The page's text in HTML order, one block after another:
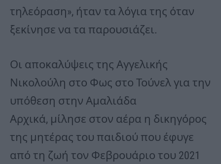
τηλεόραση», ήταν τα λόγια της όταν
ξεκίνησε να τα παρουσιάζει.
Οι αποκαλύψεις της Αγγελικής
Νικολούλη στο Φως στο Τούνελ για την
υπόθεση στην Αμαλιάδα
Αρχικά, μίλησε στον αέρα η δικηγόρος
της μητέρας του παιδιού που έφυγε
από τη ζωή τον Φεβρουάριο του 2021